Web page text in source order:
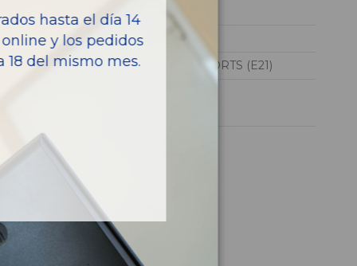
HYBRID
180CV 132KW
COROLLA TOURING SPORTS (E21)
hasta el día 14
y los pedidos
del mismo mes.